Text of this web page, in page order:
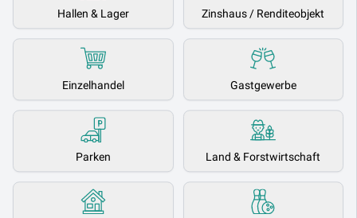
Hallen & Lager Zinshaus / Renditeobjekt
Einzelhandel Gastgewerbe
Parken Land & Forstwirtschaft